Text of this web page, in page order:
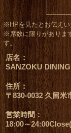
※HPを見たとお伝えい
※席数に限りがありま
す。
店名：
SANZOKU
住所：
〒830-0032 久留米
営業時間：
18:00～